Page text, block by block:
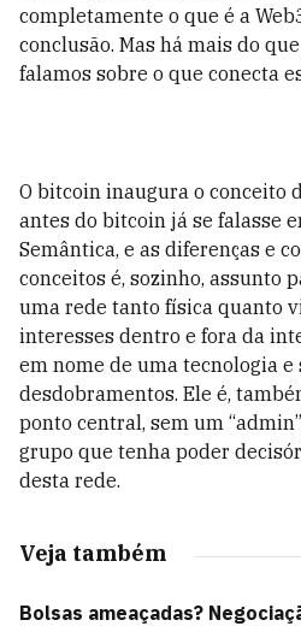
completamente o que é a
conclusão. Mas há mais do
falamos sobre o que conecta
O bitcoin inaugura o conceito
antes do bitcoin já se falasse
Semântica, e as diferenças e
conceitos é, sozinho, assunto
uma rede tanto física quanto
interesses dentro e fora da
em nome de uma tecnologia
desdobramentos. Ele é,
ponto central, sem um
grupo que tenha poder
desta rede.
Veja também
Bolsas ameaçadas?